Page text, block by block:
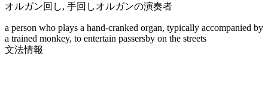
オルガン回し, 手回しオルガンの演奏者
a person who plays a hand-cranked organ, typically accompanied by
a trained monkey, to entertain passersby on the streets
文法情報